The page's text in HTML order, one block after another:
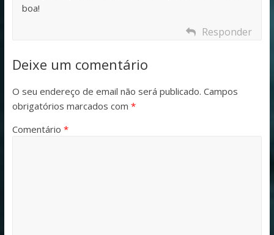
boa!
Responder
Deixe um comentário
O seu endereço de email não será publicado. Campos
obrigatórios marcados com *
Comentário *